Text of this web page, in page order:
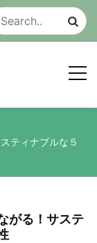
ド
ティナブルな５
がる！サステ